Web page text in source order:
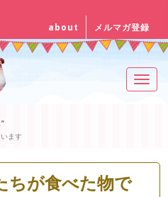
about メルマガ登録
ます
ちが食べた物で